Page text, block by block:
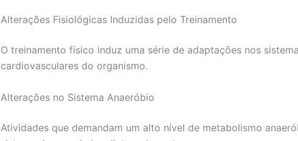
Alterações Fisiológicas Induzidas pelo Treinamento
O treinamento físico induz uma série de adaptações nos
cardiovasculares do organismo.
Alterações no Sistema Anaeróbio
Atividades que demandam um alto nível de metabolismo